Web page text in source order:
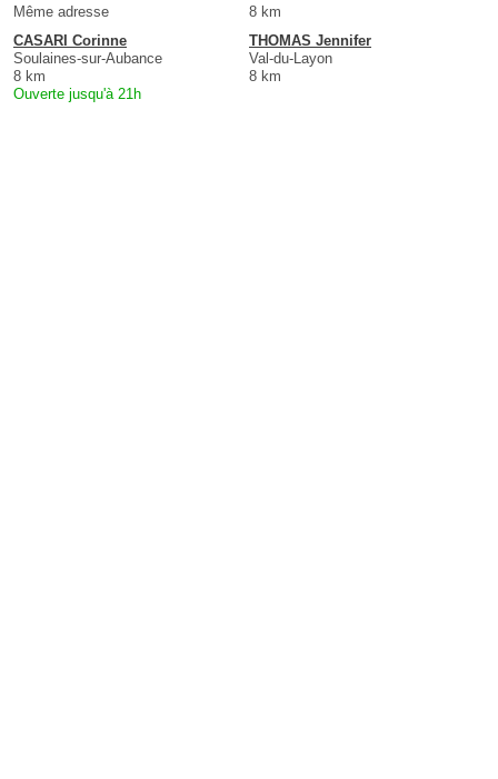
Même adresse
8 km
CASARI Corinne
Soulaines-sur-Aubance
8 km
Ouverte jusqu'à 21h
THOMAS Jennifer
Val-du-Layon
8 km